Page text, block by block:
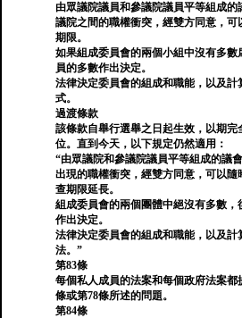
由眾議院議員和參議院議員平等組成
議院之間的職權衝突，經雙方同意，可
期限。
如果組成委員會的兩個小組中沒有多
員的多數作出決定。
法律決定委員會的組成和職能，以及
式。
過渡條款
該條款自舉行選舉之日起生效，以期
位。直到今天，以下規定仍然適用：
“由眾議院和參議院議員平等組成的議
出現的職權衝突，經雙方同意，可以隨
查期限延長。
組成委員會的兩個團體中絕沒有多數
作出決定。
法律決定委員會的組成和職能，以及計
法。”
第83條
每個私人成員的法案和每個政府法案都
條或第78條所述的問題。
第84條